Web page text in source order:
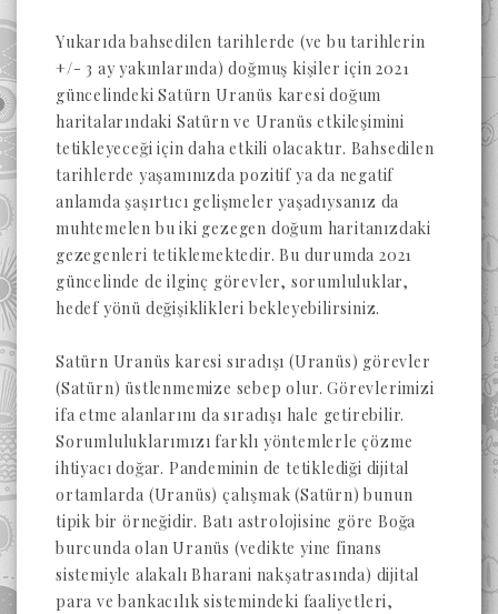
Yukarıda bahsedilen tarihlerde (ve bu tarihlerin
+/- 3 ay yakınlarında) doğmuş kişiler için 2021
güncelindeki Satürn Uranüs karesi doğum
haritalarındaki Satürn ve Uranüs etkileşimini
tetikleyeceği için daha etkili olacaktır. Bahsedilen
tarihlerde yaşamınızda pozitif ya da negatif
anlamda şaşırtıcı gelişmeler yaşadıysanız da
muhtemelen bu iki gezegen doğum haritanızdaki
gezegenleri tetiklemektedir. Bu durumda 2021
güncelinde de ilginç görevler, sorumluluklar,
hedef yönü değişiklikleri bekleyebilirsiniz.
Satürn Uranüs karesi sıradışı (Uranüs) görevler
(Satürn) üstlenmemize sebep olur. Görevlerimizi
ifa etme alanlarını da sıradışı hale getirebilir.
Sorumluluklarımızı farklı yöntemlerle çözme
ihtiyacı doğar. Pandeminin de tetiklediği dijital
ortamlarda (Uranüs) çalışmak (Satürn) bunun
tipik bir örneğidir. Batı astrolojisine göre Boğa
burcunda olan Uranüs (vedikte yine finans
sistemiyle alakalı Bharani nakşatrasında) dijital
para ve bankacılık sistemindeki faaliyetleri,